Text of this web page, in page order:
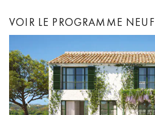
VOIR LE PROGRAMME NEUF
Previous